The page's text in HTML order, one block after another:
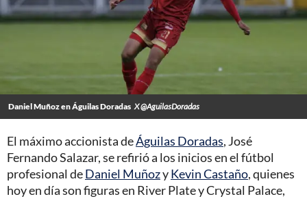
Daniel Muñoz en Águilas Doradas X @AguilasDoradas
El máximo accionista deÁguilas Doradas, José
Fernando Salazar, se refirió a los inicios en el fútbol
profesional deDaniel MuñozyKevin Castaño, quienes
hoy en día son figuras en River Plate y Crystal Palace,